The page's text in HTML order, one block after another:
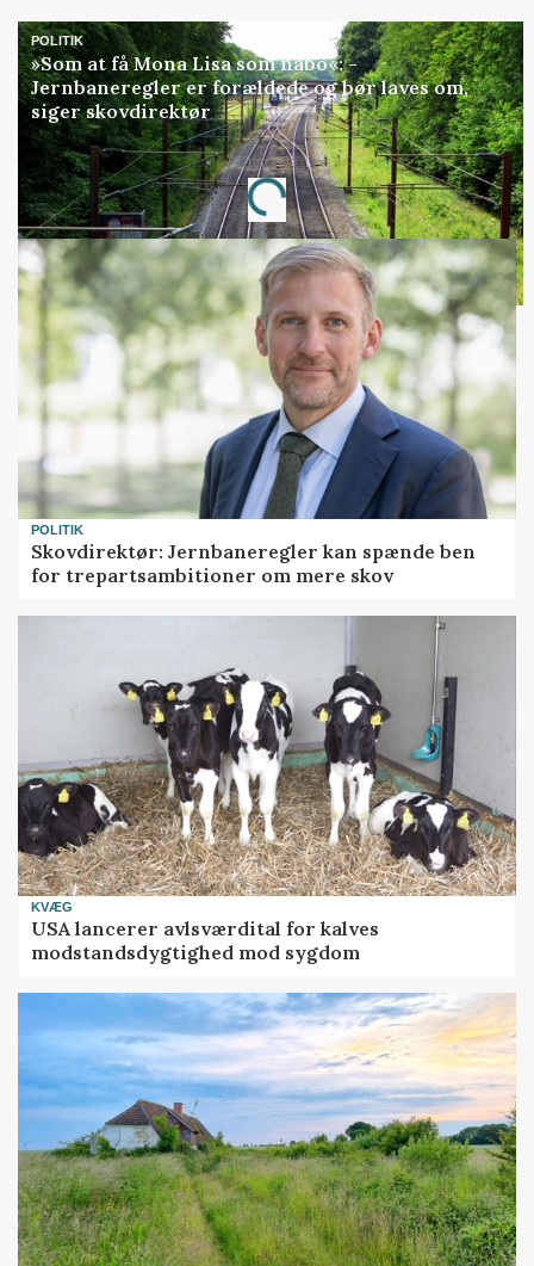
POLITIK
»Som at få Mona Lisa som nabo«: -
Jernbaneregler er forældede og bør laves om,
siger skovdirektør
Annonce
Loading...
POLITIK
Skovdirektør: Jernbaneregler kan spænde ben
for trepartsambitioner om mere skov
KVÆG
USA lancerer avlsværdital for kalves
modstandsdygtighed mod sygdom